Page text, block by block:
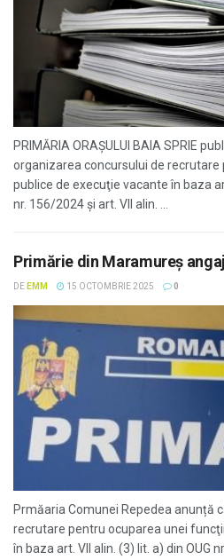
PRIMĂRIA ORAȘULUI BAIA SPRIE
organizarea concursului de
publice de execuţie vacante în baza
nr. 156/2024 și art. VII alin. ...
Primărie din Maramureș
DE EMM 15 OCTOMBRIE 2025 0
Prmăaria Comunei Repedea anunță
recrutare pentru ocuparea unei
în baza art. VII alin. (3) lit. a) din OUG